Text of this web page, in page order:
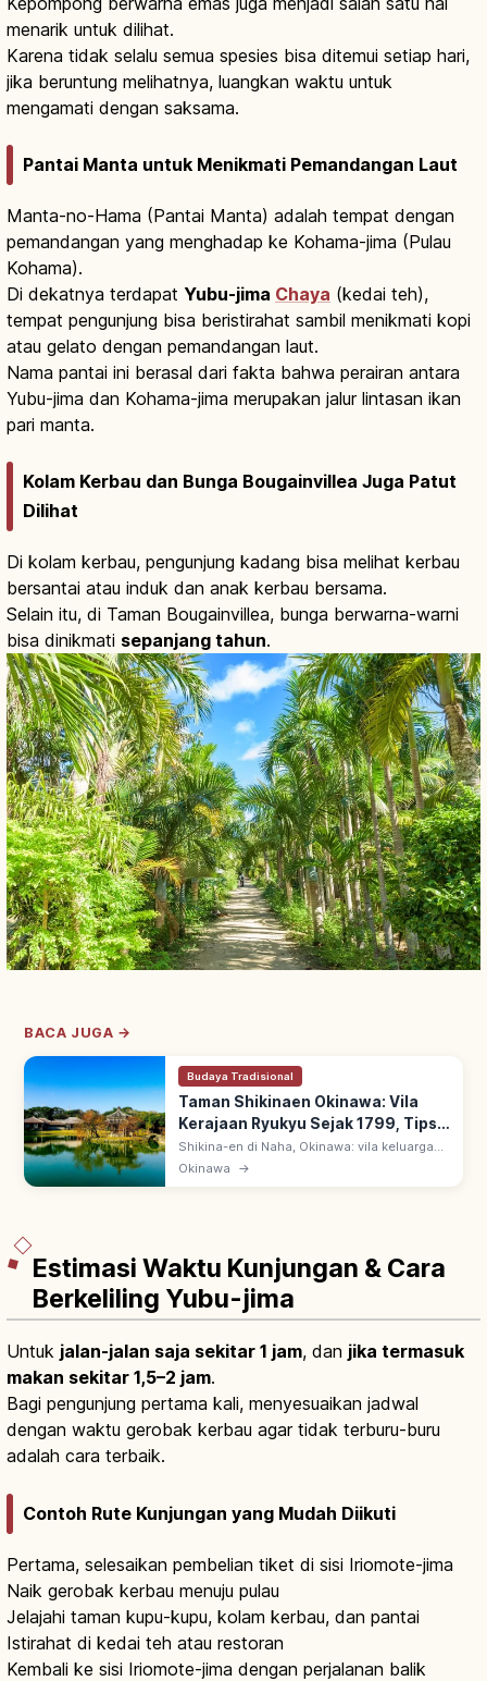
menarik untuk dilihat.
Karena tidak selalu semua spesies bisa ditemui setiap hari,
jika beruntung melihatnya, luangkan waktu untuk
mengamati dengan saksama.
Pantai Manta untuk Menikmati Pemandangan Laut
Manta-no-Hama (Pantai Manta) adalah tempat dengan
pemandangan yang menghadap ke Kohama-jima (Pulau
Kohama).
Di dekatnya terdapat Yubu-jima Chaya (kedai teh),
tempat pengunjung bisa beristirahat sambil menikmati kopi
atau gelato dengan pemandangan laut.
Nama pantai ini berasal dari fakta bahwa perairan antara
Yubu-jima dan Kohama-jima merupakan jalur lintasan ikan
pari manta.
Kolam Kerbau dan Bunga Bougainvillea Juga Patut
Dilihat
Di kolam kerbau, pengunjung kadang bisa melihat kerbau
bersantai atau induk dan anak kerbau bersama.
Selain itu, di Taman Bougainvillea, bunga berwarna-warni
bisa dinikmati sepanjang tahun.
BACA JUGA →
Budaya Tradisional
Taman Shikinaen Okinawa: Vila
Kerajaan Ryukyu Sejak 1799, Tips
Berkunjung
Shikina-en di Naha, Okinawa: vila keluarga
kerajaan Ryukyu sejak 1799, wisma tamu
Okinawa →
Estimasi Waktu Kunjungan & Cara
Berkeliling Yubu-jima
Untuk jalan-jalan saja sekitar 1 jam, dan jika termasuk
makan sekitar 1,5–2 jam.
Bagi pengunjung pertama kali, menyesuaikan jadwal
dengan waktu gerobak kerbau agar tidak terburu-buru
adalah cara terbaik.
Contoh Rute Kunjungan yang Mudah Diikuti
Pertama, selesaikan pembelian tiket di sisi Iriomote-jima
Naik gerobak kerbau menuju pulau
Jelajahi taman kupu-kupu, kolam kerbau, dan pantai
Istirahat di kedai teh atau restoran
Kembali ke sisi Iriomote-jima dengan perjalanan balik